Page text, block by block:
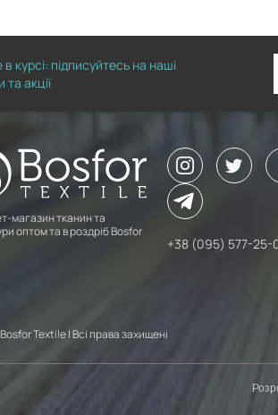
в курсі: підписуйтесь на наші
та акції
магазин тканин та
оптом та в роздріб Bosfor
+38 (095) 577-25-
Textile | Всі права захищені